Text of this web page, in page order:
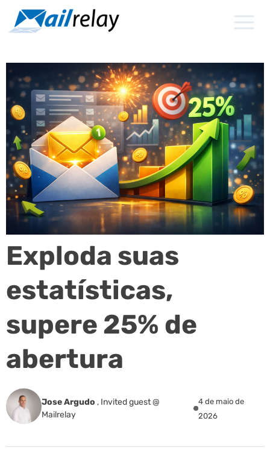
para
Exploda suas
estatísticas,
supere 25% de
abertura
Jose Argudo , Invited guest @
Mailrelay
4 de maio de
2026